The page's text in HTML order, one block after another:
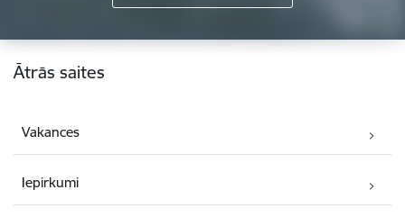
Kājene
Ātrās saites
Vakances
Iepirkumi